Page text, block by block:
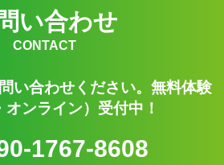
い合わせ
CONTACT
い合わせください。無料体験
オンライン）受付中！
1767-8608